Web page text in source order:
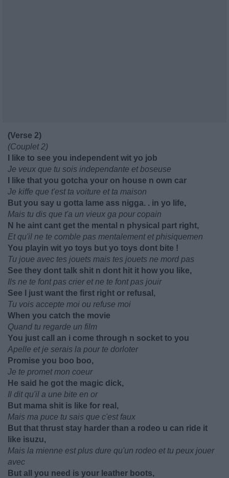
(Verse 2)
(Couplet 2)
I like to see you independent wit yo job
Je veux que tu sois independante et boseuse
I like that you gotcha your on house n own car
Je kiffe que t'est ta voiture et ta maison
But you say u gotta lame ass nigga. . in yo life,
Mais tu dis que t'a un vieux ga pour copain
N he aint cant get the mental n physical part right,
Et qu'il ne te comble pas mentalement et phisiquemen
You playin wit yo toys but yo toys dont bite !
Tu joue avec tes jouets mais tes jouets ne mord pas
See they dont talk shit n dont hit it how you like,
Ils ne te font pas crier et ne te font pas jouir
See I just want the first right or refusal,
Tu vois accepte moi ou refuse moi
When you catch the movie
Quand tu regarde un film
You just call an i come through n socket to you
Apelle et je serais la pour te dorloter
Promise you boo boo,
Je te promet mon coeur
He said he got the magic dick,
Il dit qu'il a une bite en or
But mama shit is like for real,
Mais ma puce tu sais que c'est faux
But that thrust stay harder than a rodeo u can ride it
like isuzu,
Mais la mienne est plus dure qu'un rodeo et tu peux jouer
avec
But all you need is your leather boots,